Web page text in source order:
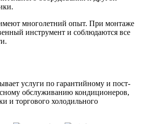
многолетний опыт. При монтаже
инструмент и соблюдаются все
услуги по гарантийному и пост-
обслуживанию кондиционеров,
и торгового холодильного